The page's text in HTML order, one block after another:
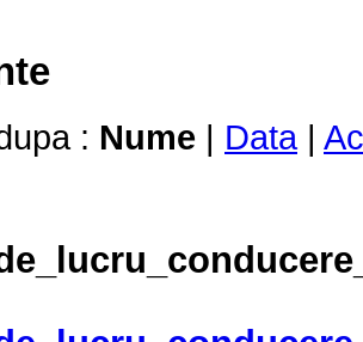
: Nume | Data|